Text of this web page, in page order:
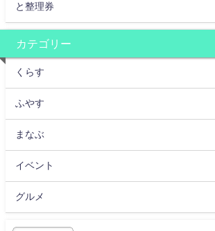
と整理券
カテゴリー
くらす
ふやす
まなぶ
イベント
グルメ